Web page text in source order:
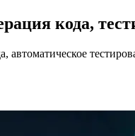
кода,
автоматическое